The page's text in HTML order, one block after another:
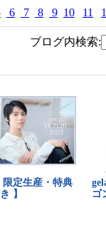
6 7 8 9 10 11
ブログ内検索: